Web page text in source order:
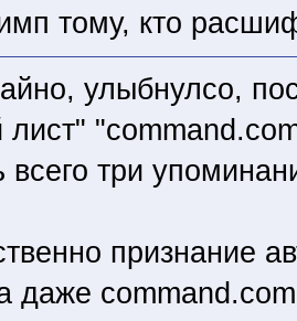
тому, кто
улыбнулсо,
лист"
всего три
признание
даже